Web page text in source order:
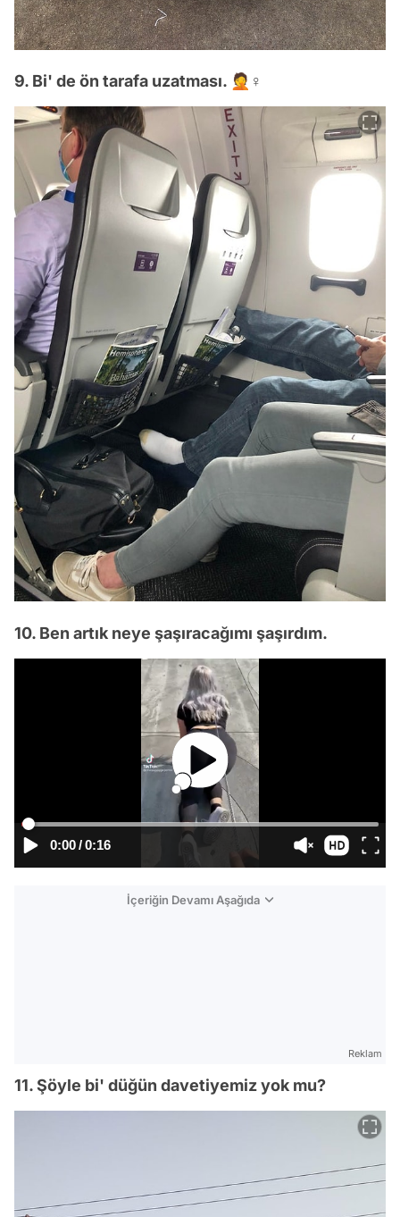
9. Bi' de ön tarafa uzatması. 🤦♀️
10. Ben artık neye şaşıracağımı şaşırdım.
0:00/0:16
İçeriğin Devamı Aşağıda
Reklam
11. Şöyle bi' düğün davetiyemiz yok mu?